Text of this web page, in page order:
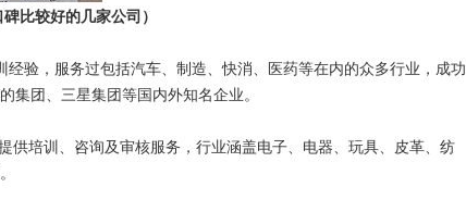
比较好的几家公司）
经验，服务过包括汽车、制造、快消、医药等在内的众多行业，成功
团、三星集团等国内外知名企业。
培训、咨询及审核服务，行业涵盖电子、电器、玩具、皮革、纺